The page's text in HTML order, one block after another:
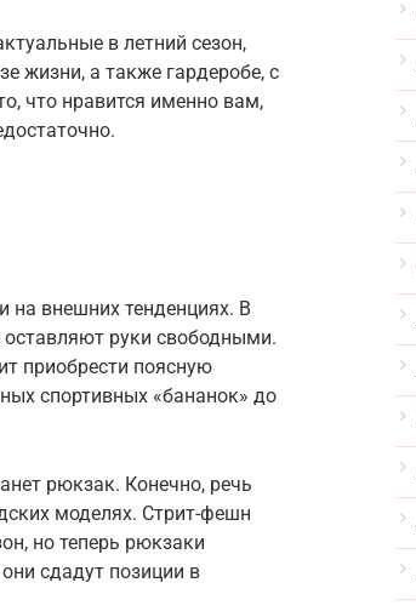
в летний сезон,
жизни, а также гардеробе, с
что нравится именно вам,
на внешних тенденциях. В
руки свободными.
приобрести поясную
спортивных «бананок» до
рюкзак. Конечно, речь
моделях. Стрит-фешн
но теперь рюкзаки
сдадут позиции в